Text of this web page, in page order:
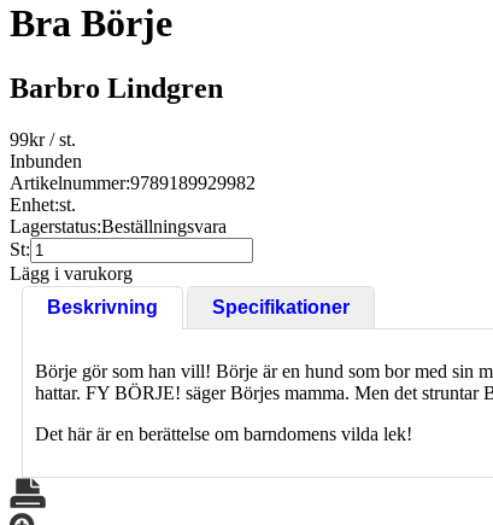
Bra Börje
Barbro Lindgren
99kr/ st.
Inbunden
Artikelnummer:9789189929982
Enhet:st.
Lagerstatus:Beställningsvara
St:
Lägg i varukorg
Beskrivning
Specifikationer
Börje gör som han vill! Börje är en hund som bor med sin
hattar. FY BÖRJE! säger Börjes mamma. Men det struntar
Det här är en berättelse om barndomens vilda lek!